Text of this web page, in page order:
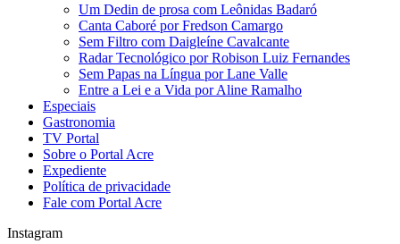
Um Dedin de prosa com Leônidas Badaró
Canta Caboré por Fredson Camargo
Sem Filtro com Daigleíne Cavalcante
Radar Tecnológico por Robison Luiz Fernandes
Sem Papas na Língua por Lane Valle
Entre a Lei e a Vida por Aline Ramalho
Especiais
Gastronomia
TV Portal
Sobre o Portal Acre
Expediente
Política de privacidade
Fale com Portal Acre
Instagram